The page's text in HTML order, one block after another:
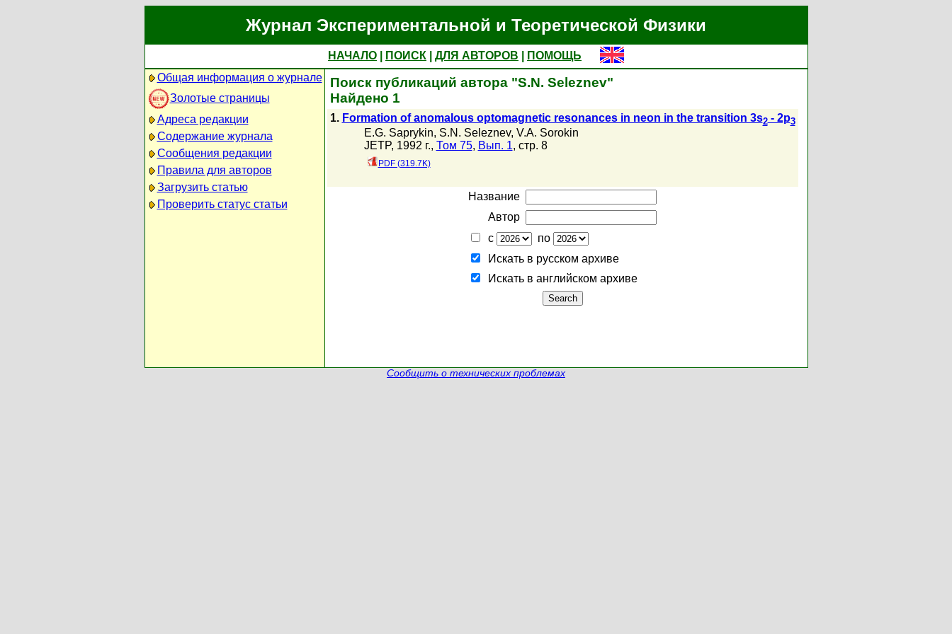
Журнал Экспериментальной и Теоретической Физики
НАЧАЛО ПОИСК ДЛЯ АВТОРОВ
ПОМОЩЬ
Общая информация о журнале
Золотые страницы
Адреса редакции
Содержание журнала
Сообщения редакции
Правила для авторов
Загрузить статью
Проверить статус статьи
Поиск публикаций автора "S.N. Seleznev"
Найдено 1
1. Formation of anomalous optomagnetic resonances in neon in the transition 3s2- 2p3
E.G. Saprykin, S.N. Seleznev, V.A. Sorokin
JETP, 1992 г., Том 75, Вып. 1, стр. 8
PDF (319.7K)
Название
Автор
с
по
Искать в русском архиве
Искать в английском архиве
Сообщить о технических проблемах